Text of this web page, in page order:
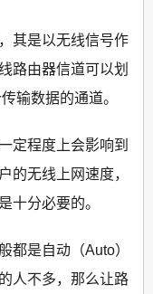
其是以无线信号作
路由器信道可以划
输数据的通道。
定程度上会影响到
的无线上网速度，
十分必要的。
都是自动（Auto）
人不多，那么让路